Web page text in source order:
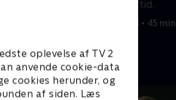
oplevelse af TV 2
anvende cookie-data
cookies herunder, og
af siden. Læs
person fra sin fortid.
25. september 2024 • 45 min